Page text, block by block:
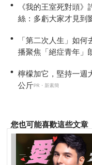
《我的王室死對頭
絲：多虧大家才見到
「第二次人生」如
播聚焦「絕症青年」
檸檬加它，堅持一週
公斤PR・新素簡
您也可能喜歡這些文章